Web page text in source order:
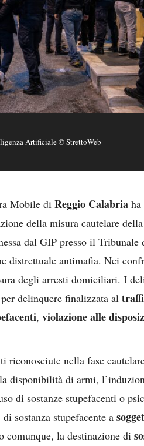
Artificiale © StrettoWeb
Mobile di Reggio Calabria ha
della misura cautelare
dal GIP presso il Tribunale
distrettuale antimafia. Nei
degli arresti domiciliari. I
delinquere finalizzata al
, violazione alle
riconosciute nella fase
disponibilità di armi,
di sostanze stupefacenti o
sostanza stupefacente a
comunque, la destinazione di